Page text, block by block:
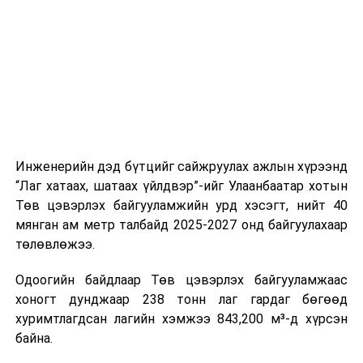
өдөр тутмын ажлын бэлэн байдлыг хангах зэрэг
практик ур чадварыг сургалтын хөтөлбөрт тусгажээ.
Сургалтыг танилцуулах лекц, асуулт-хариулт,
жишээнд суурилсан сургалт, багаар ажиллах дасгал,
танилцах, онцгой нөхцөлд ажиллах дадлага зэрэг
онол, практик хосолсон хэлбэрээр зохион байгуулж
байна.
Инженерийн дэд бүтцийг сайжруулах ажлын хүрээнд
“Лаг хатаах, шатаах үйлдвэр”-ийг Улаанбаатар хотын
Төв цэвэрлэх байгууламжийн урд хэсэгт, нийт 40
мянган ам метр талбайд 2025-2027 онд байгуулахаар
төлөвлөжээ.
Одоогийн байдлаар Төв цэвэрлэх байгууламжаас
хоногт дунджаар 238 тонн лаг гардаг бөгөөд
хуримтлагдсан лагийн хэмжээ 843,200 м³-д хүрсэн
байна.